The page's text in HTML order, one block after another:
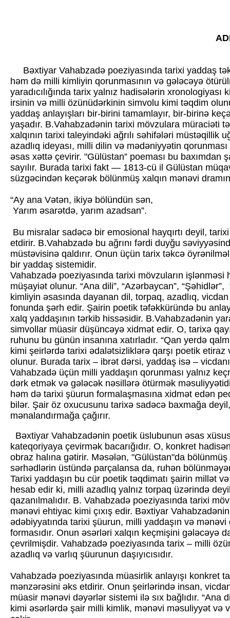
Bəxtiyar Vahabzadə poeziyasında tarixi yaddaş
həm də milli kimliyin qorunmasının və gələcəyə
yaradıcılığında tarix yalnız hadisələrin
irsinin və milli özünüdərkinin simvolu kimi təqdim
yaddaş anlayışları bir-birini tamamlayır, bir-birinə
yaşadır. B.Vahabzadənin tarixi mövzulara müraciəti
xalqının tarixi taleyindəki ağrılı səhifələri müstəqillik
azadlıq ideyası, milli dilin və mədəniyyətin
əsas xəttə çevirir. "Gülüstan” poeması bu baxımdan
sayılır. Burada tarixi fakt — 1813-cü il Gülüstan
süzgəcindən keçərək bölünmüş xalqın mənəvi
“Ay ana Vətən, ikiyə bölündün sən,
Yarım əsarətdə, yarım azadsan”.
Bu misralar sadəcə bir emosional hayqırtı deyil,
etdirir. B.Vahabzadə bu ağrını fərdi duyğu
müstəvisinə qaldırır. Onun üçün tarix təkcə
bir yaddaş sistemidir.
Vahabzadə poeziyasında tarixi mövzuların işlənməsi
müşayiət olunur. “Ana dili”, “Azərbaycan”,
kimliyin əsasında dayanan dil, torpaq, azadlıq,
fonunda şərh edir. Şairin poetik təfəkküründə bu
xalq yaddaşının tərkib hissəsidir. B.Vahabzadənin
simvollar müasir düşüncəyə xidmət edir. O, tarixə
ruhunu bu günün insanına xatırladır. “Qan yerdə
kimi şeirlərdə tarixi ədalətsizliklərə qarşı poetik etiraz
olunur. Burada tarix – ibrət dərsi, yaddaş isə –
Vahabzadə üçün milli yaddaşın qorunması yalnız
dərk etmək və gələcək nəsillərə ötürmək
həm də tarixi şüurun formalaşmasına xidmət edən
bilər. Şair öz oxucusunu tarixə sadəcə baxmağa
mənalandırmağa çağırır.
Bəxtiyar Vahabzadənin poetik üslubunun əsas
kateqoriyaya çevirmək bacarığıdır. O, konkret
obraz halına gətirir. Məsələn, "Gülüstan"da
sərhədlərin üstündə parçalansa da, ruhən
Tarixi yaddaşın bu cür poetik təqdimatı şairin millət
hesab edir ki, milli azadlıq yalnız torpaq üzərində
qazanılmalıdır. B. Vahabzadə poeziyasında tarixi
mənəvi ehtiyac kimi çıxış edir. Bəxtiyar Vahabzadənin
ədəbiyyatında tarixi şüurun, milli yaddaşın və
formasıdır. Onun əsərləri xalqın keçmişini gələcəyə
çevrilmişdir. Vahabzadə poeziyasında tarix – milli
azadlıq və varlıq şüurunun daşıyıcısıdır.
Vahabzadə poeziyasında müasirlik anlayışı konkret
mənzərəsini əks etdirir. Onun şeirlərində insan,
müasir mənəvi dəyərlər sistemi ilə sıx bağlıdır. “Ana
kimi əsərlərdə şair milli kimlik, mənəvi məsuliyyət və